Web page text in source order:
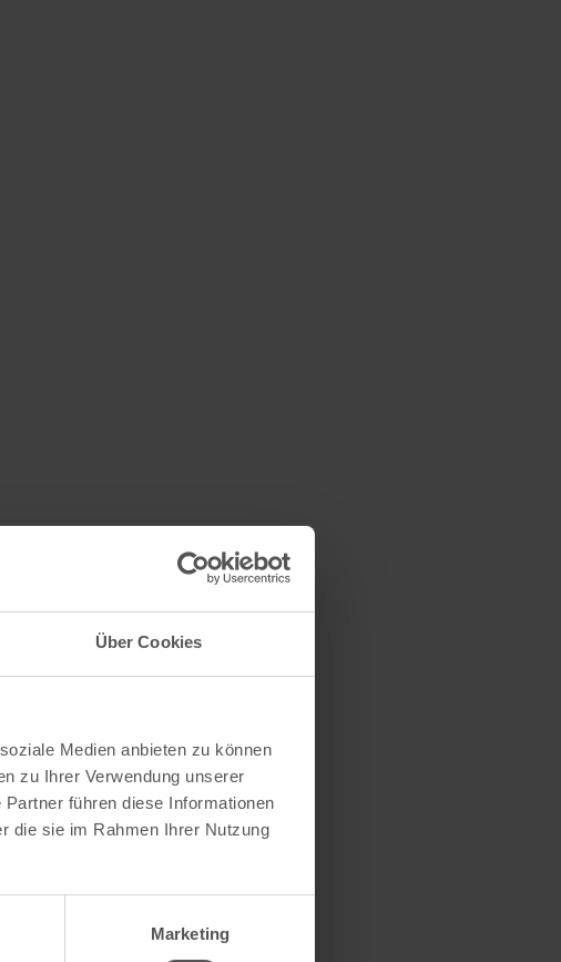
Über Cookies
Medien anbieten zu können
zu Ihrer Verwendung unserer
führen diese Informationen
die sie im Rahmen Ihrer Nutzung
Marketing